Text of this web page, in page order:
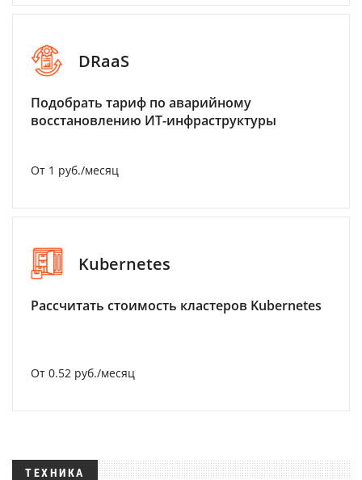
DRaaS
Подобрать тариф по аварийному
восстановлению ИТ-инфраструктуры
От 1 руб./месяц
Kubernetes
Рассчитать стоимость кластеров Kubernetes
От 0.52 руб./месяц
ТЕХНИКА